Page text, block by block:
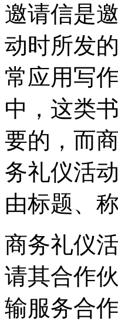
邀请信是
动时所发
常应用写
中，这类
要的，而
务礼仪活
由标题、
商务礼仪
请其合作
输服务合